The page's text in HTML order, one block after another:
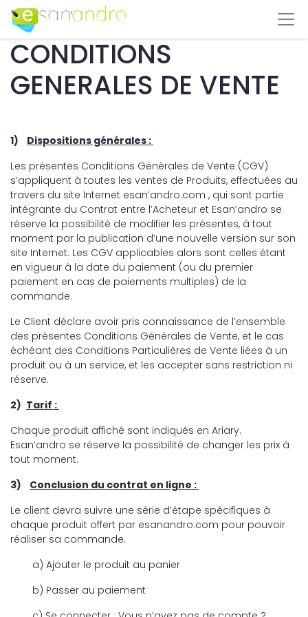
CONDITIONS
GENERALES DE VENTE
1)
Dispositions générales :
Les présentes Conditions Générales de Vente (CGV)
s’appliquent à toutes les ventes de Produits, effectuées au
travers du site Internet esan’andro.com , qui sont partie
intégrante du Contrat entre l’Acheteur et Esan’andro se
réserve la possibilité de modifier les présentes, à tout
moment par la publication d’une nouvelle version sur son
site Internet. Les CGV applicables alors sont celles étant
en vigueur à la date du paiement (ou du premier
paiement en cas de paiements multiples) de la
commande.
Le Client déclare avoir pris connaissance de l’ensemble
des présentes Conditions Générales de Vente, et le cas
échéant des Conditions Particulières de Vente liées à un
produit ou à un service, et les accepter sans restriction ni
réserve.
2) Tarif :
Chaque produit affiché sont indiqués en Ariary.
Esan’andro se réserve la possibilité de changer les prix à
tout moment.
3)
Conclusion du contrat en ligne :
Le client devra suivre une série d’étape spécifiques à
chaque produit offert par esanandro.com pour pouvoir
réaliser sa commande.
a) Ajouter le produit au panier
b) Passer au paiement